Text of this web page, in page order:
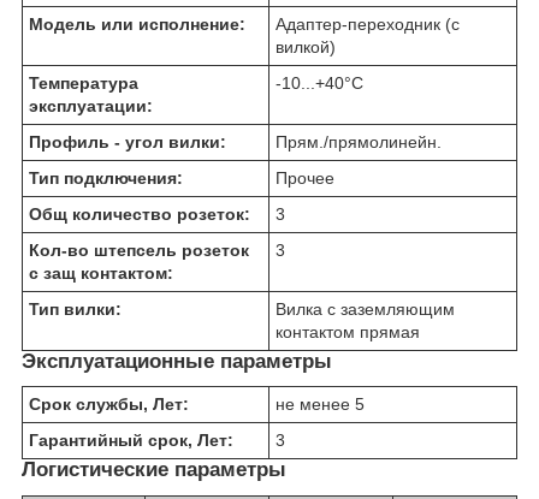
Модель или исполнение:
Адаптер-переходник (с
вилкой)
Температура
эксплуатации:
-10...+40°C
Профиль - угол вилки:
Прям./прямолинейн.
Тип подключения:
Прочее
Общ количество розеток:
3
Кол-во штепсель розеток
с защ контактом:
3
Тип вилки:
Вилка с заземляющим
контактом прямая
Эксплуатационные параметры
Срок службы, Лет:
не менее 5
Гарантийный срок, Лет:
3
Логистические параметры